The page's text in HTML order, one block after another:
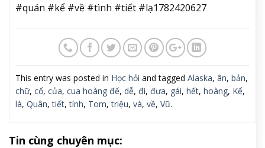
#quán #kể #về #tình #tiết #lạ1782420627
This entry was posted in Học hỏi and tagged Alaska, ân, bản,
chữ, cổ, của, cua hoàng đế, dễ, đi, đưa, gái, hết, hoàng, Kể,
là, Quân,tiết,tính, Tom,triệu, và, về, Vũ.
Tin cùng chuyên mục: